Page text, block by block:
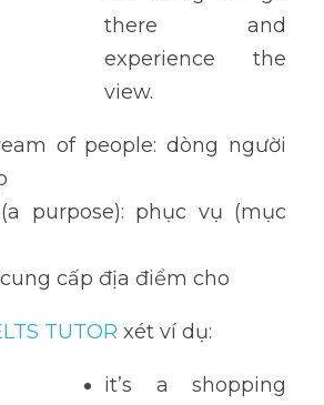
there and
experience the
view.
of people: dòng người
purpose): phục vụ (mục
cấp địa điểm cho
TUTOR xét ví dụ:
it’s a shopping